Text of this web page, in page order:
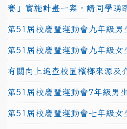
賽」實施計畫一案，請同學踴
第51屆校慶暨運動會九年級男
第51屆校慶暨運動會九年級女
有關向上追查校園檳榔來源及
第51屆校慶暨運動會7年級男
第51屆校慶暨運動會七年級女